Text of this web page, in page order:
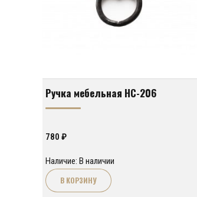
Ручка мебельная HC-206
780 ₽
Наличие: В наличии
В КОРЗИНУ